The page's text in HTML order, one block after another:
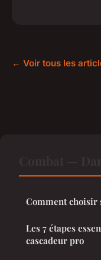
← Voir tous les
Comment choisir
Les 7 étapes
cascadeur pro